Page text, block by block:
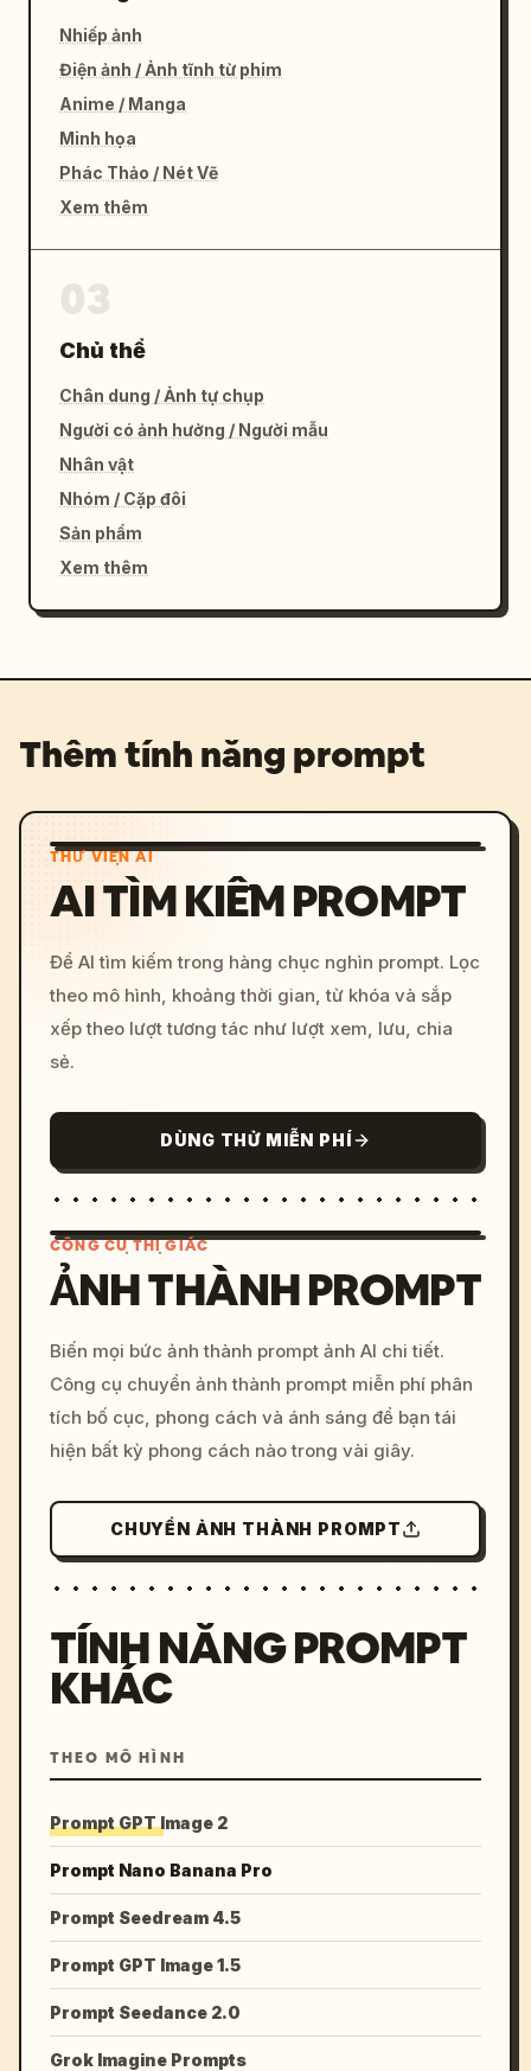
Nhiếp ảnh
Điện ảnh / Ảnh tĩnh từ phim
Anime / Manga
Minh họa
Phác Thảo / Nét Vẽ
Xem thêm
Chủ thể
Chân dung / Ảnh tự chụp
Người có ảnh hưởng / Người mẫu
Nhân vật
Nhóm / Cặp đôi
Sản phẩm
Xem thêm
Thêm tính năng prompt
THƯ VIỆN AI
AI TÌM KIẾM PROMPT
Để AI tìm kiếm trong hàng chục nghìn prompt. Lọc
theo mô hình, khoảng thời gian, từ khóa và sắp
xếp theo lượt tương tác như lượt xem, lưu, chia
sẻ.
DÙNG THỬ MIỄN PHÍ
c, cyberpunk sunset, neon
colors, 8k --v 6.0
CÔNG CỤ THỊ GIÁC
ẢNH THÀNH PROMPT
Biến mọi bức ảnh thành prompt ảnh AI chi tiết.
Công cụ chuyển ảnh thành prompt miễn phí phân
tích bố cục, phong cách và ánh sáng để bạn tái
hiện bất kỳ phong cách nào trong vài giây.
CHUYỂN ẢNH THÀNH PROMPT
TÍNH NĂNG PROMPT
KHÁC
THEO MÔ HÌNH
Prompt GPT Image 2
Prompt Nano Banana Pro
Prompt Seedream 4.5
Prompt GPT Image 1.5
Prompt Seedance 2.0
Grok Imagine Prompts